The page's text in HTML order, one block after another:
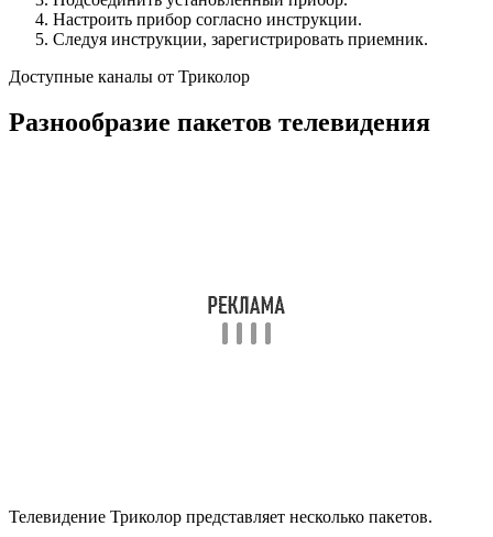
Минимальная стоимость комплекта составляет
8800 рублей.
Подключение дополнительных телеканалов возможно за
отдельную ежемесячную абонентскую плату. Существуют
следующие пакеты: «Матч! Футбол», «Матч! Футбол+», «Наш